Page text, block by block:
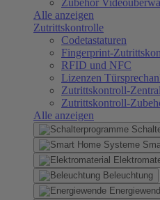
Zubehör
Alle anzeigen
Zutrittskontrolle
Codetastaturen
Fingerprint-
RFID und NFC
Lizenzen
Zutrittskontroll-
Zutrittskontroll-
Alle anzeigen
Beleuchtung